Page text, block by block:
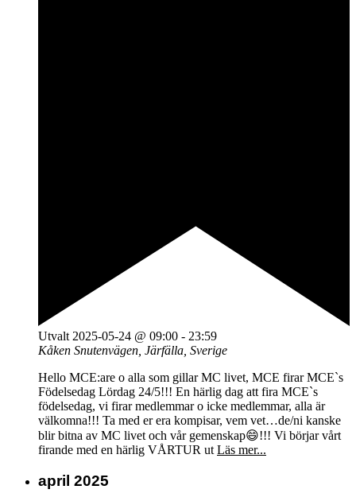
Utvalt 2025-05-24 @ 09:00 - 23:59
Kåken Snutenvägen, Järfälla, Sverige
Hello MCE:are o alla som gillar MC livet, MCE firar MCE`s
Födelsedag Lördag 24/5!!! En härlig dag att fira MCE`s
födelsedag, vi firar medlemmar o icke medlemmar, alla är
välkomna!!! Ta med er era kompisar, vem vet…de/ni kanske
blir bitna av MC livet och vår gemenskap😄!!! Vi börjar vårt
firande med en härlig VÅRTUR ut Läs mer...
april 2025